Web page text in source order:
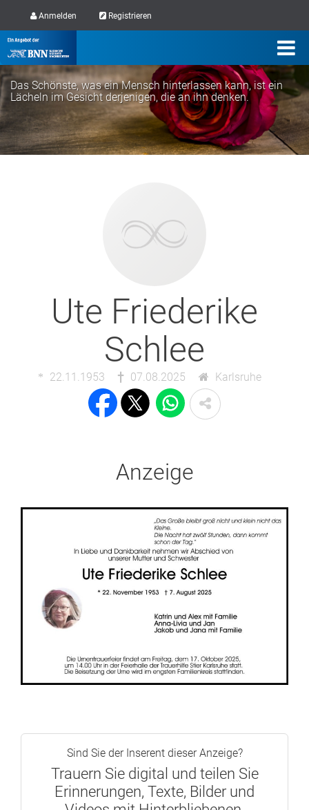
Anmelden Registrieren
Das Schönste, was ein Mensch hinterlassen kann, ist ein
Lächeln im Gesicht derjenigen, die an ihn denken.
Ute Friederike
Schlee
22.11.1953 07.08.2025 Karlsruhe
Anzeige
Sind Sie der Inserent dieser Anzeige?
Trauern Sie digital und teilen Sie
Erinnerungen, Texte, Bilder und